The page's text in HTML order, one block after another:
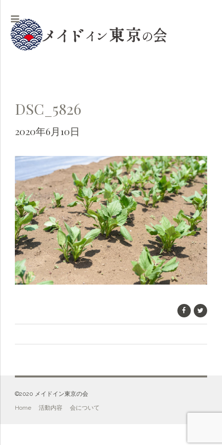
DSC_5826
2020年6月10日
©️2020 メイドイン東京の会
Home 活動内容 会について